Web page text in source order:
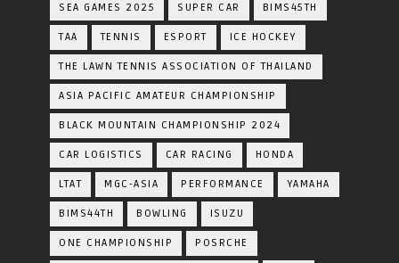
SEA GAMES 2025 SUPER CAR BIMS45TH
TAA TENNIS ESPORT ICE HOCKEY
THE LAWN TENNIS ASSOCIATION OF THAILAND
ASIA PACIFIC AMATEUR CHAMPIONSHIP
BLACK MOUNTAIN CHAMPIONSHIP 2024
CAR LOGISTICS CAR RACING HONDA
LTAT MGC-ASIA PERFORMANCE YAMAHA
BIMS44TH BOWLING ISUZU
ONE CHAMPIONSHIP POSRCHE